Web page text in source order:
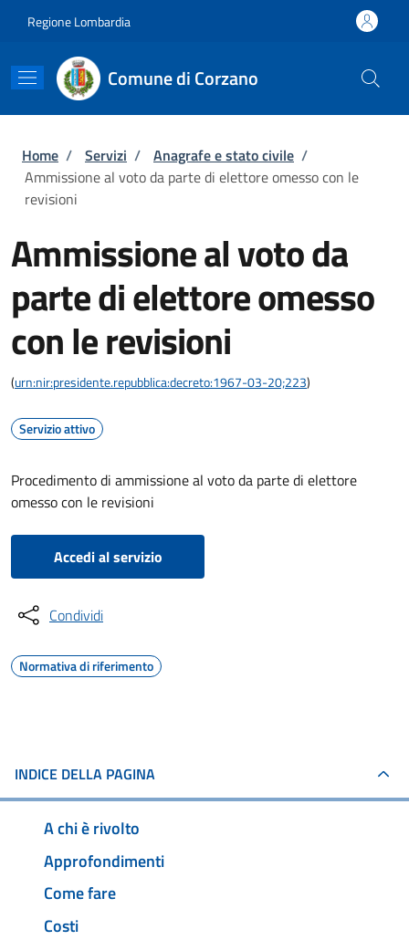
Regione Lombardia
Comune di Corzano
Briciole di pane
Home / Servizi / Anagrafe e stato civile /
Ammissione al voto da parte di elettore omesso con le
revisioni
Ammissione al voto da
parte di elettore omesso
con le revisioni
(urn:nir:presidente.repubblica:decreto:1967-03-20;223)
Servizio attivo
Procedimento di ammissione al voto da parte di elettore
omesso con le revisioni
Accedi al servizio
Condividi
Normativa di riferimento
INDICE DELLA PAGINA
A chi è rivolto
Approfondimenti
Come fare
Costi